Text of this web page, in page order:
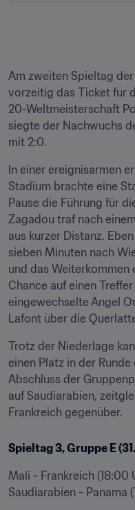
Am zweiten Spieltag
vorzeitig das Ticket für
20-Weltmeisterschaft
siegte der Nachwuchs
mit 2:0.
In einer ereignisarmen
Stadium brachte eine
Pause die Führung für
Zagadou traf nach
aus kurzer Distanz.
sieben Minuten nach
und das Weiterkommen
Chance auf einen
eingewechselte Angel
Lafont über die
Trotz der Niederlage
einen Platz in der
Abschluss der
auf Saudiarabien,
Frankreich gegenüber.
Spieltag 3, Gruppe E
Mali - Frankreich (18:00
Saudiarabien - Panama